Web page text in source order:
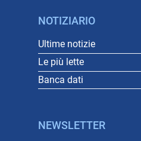
NOTIZIARIO
Ultime notizie
Le più lette
Banca dati
NEWSLETTER